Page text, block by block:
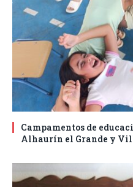
Campamentos de
Alhaurín el Grande y